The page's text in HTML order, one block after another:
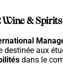
Wine &
aux
dans le